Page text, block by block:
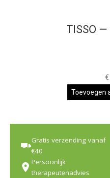
TISSO —
€
Toevoegen
Gratis verzending vanaf
€40
Persoonlijk
therapeutenadvies